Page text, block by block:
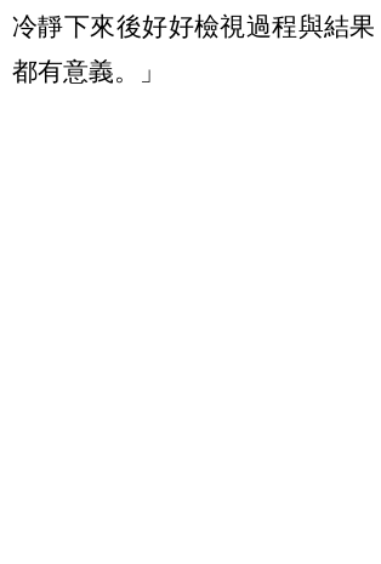
冷靜下來後好好檢視過程與結
都有意義。」